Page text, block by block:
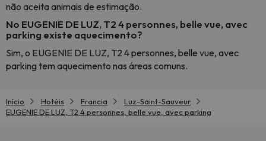
não aceita animais de estimação.
No EUGENIE DE LUZ, T2 4 personnes, belle vue, avec
parking existe aquecimento?
Sim, o EUGENIE DE LUZ, T2 4 personnes, belle vue, avec
parking tem aquecimento nas áreas comuns.
Início Hotéis Francia
Luz-Saint-Sauveur
EUGENIE DE LUZ, T2 4 personnes, belle vue, avec parking